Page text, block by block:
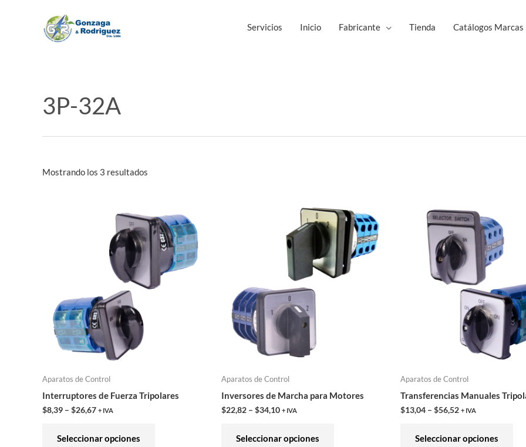
Servicios Inicio Fabricante Tienda Catálogos Marcas
3P-32A
Mostrando los 3 resultados
Aparatos de Control
Interruptores de Fuerza Tripolares
$8,39 – $26,67 + IVA
Seleccionar opciones
producto
tiene
múltiples
variantes.
Las
página
Aparatos de Control
Inversores de Marcha para Motores
$22,82 – $34,10 + IVA
Seleccionar opciones
Este
producto
tiene
múltiples
variantes.
página
Aparatos de Control
Transferencias Manuales
$13,04 – $56,52 + IVA
Seleccionar opciones
Las
se